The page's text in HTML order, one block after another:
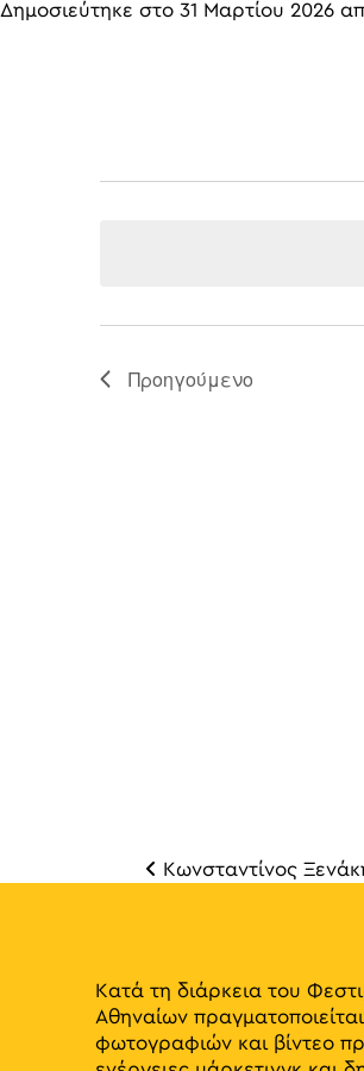
Δημοσιεύτηκε στο 31 Μαρτίου 2026
Προηγούμενο
Κωνσταντίνος
Κατά τη διάρκεια του
Αθηναίων
φωτογραφιών και βίντεο